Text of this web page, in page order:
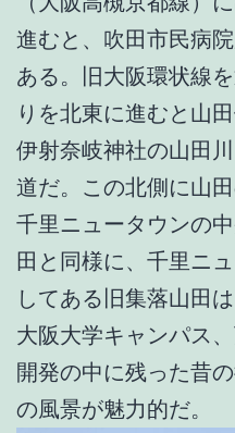
進むと、吹田市民病
ある。旧大阪環状線
りを北東に進むと山
伊射奈岐神社の山田
道だ。この北側に山
千里ニュータウンの
田と同様に、千里ニ
してある旧集落山田
大阪大学キャンパス
開発の中に残った昔
の風景が魅力的だ。